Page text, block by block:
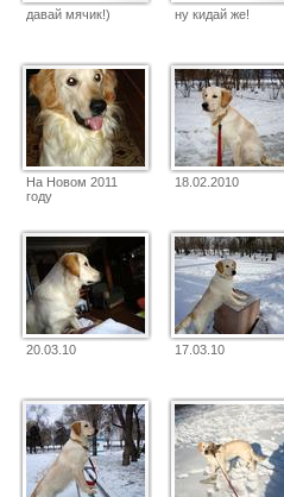
давай мячик!) ну кидай же!
На Новом 2011
году
18.02.2010
20.03.10 17.03.10